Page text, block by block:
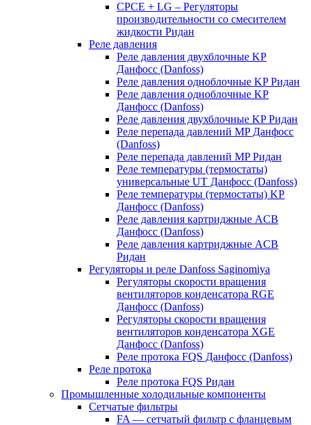
CPCE + LG – Регуляторы
производительности со смесителем
жидкости Ридан
Реле давления
Реле давления двухблочные KP
Данфосс (Danfoss)
Реле давления одноблочные KP Ридан
Реле давления одноблочные KP
Данфосс (Danfoss)
Реле давления двухблочные KP Ридан
Реле перепада давлений MP Данфосс
(Danfoss)
Реле перепада давлений MP Ридан
Реле температуры (термостаты)
универсальные UT Данфосс (Danfoss)
Реле температуры (термостаты) KP
Данфосс (Danfoss)
Реле давления картриджные ACB
Данфосс (Danfoss)
Реле давления картриджные ACB
Ридан
Регуляторы и реле Danfoss Saginomiya
Регуляторы скорости вращения
вентиляторов конденсатора RGE
Данфосс (Danfoss)
Регуляторы скорости вращения
вентиляторов конденсатора XGE
Данфосс (Danfoss)
Реле протока FQS Данфосс (Danfoss)
Реле протока
Реле протока FQS Ридан
Промышленные холодильные компоненты
Сетчатые фильтры
FA — сетчатый фильтр с фланцевым